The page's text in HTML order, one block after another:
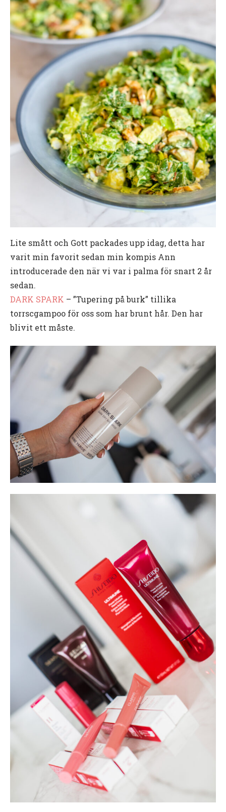
Lite smått och Gott packades upp idag, detta har
varit min favorit sedan min kompis Ann
introducerade den när vi var i palma för snart 2 år
sedan.
DARK SPARK – ”Tupering på burk” tillika
torrscgampoo för oss som har brunt hår. Den har
blivit ett måste.